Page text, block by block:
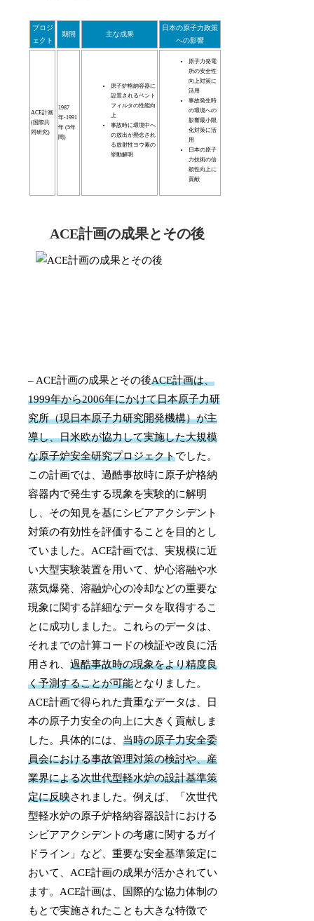
プロジ
ェクト
期間 主な成果
日本の原子力政策
への影響
ACE計画
(国際共
同研究)
1987
年-1991
年 (5年
間)
原子炉格納容器に
設置されるベント
フィルタの性能向
上
事故時に環境中へ
の放出が懸念され
る放射性ヨウ素の
挙動解明
原子力発電
所の安全性
向上対策に
活用
事故発生時
の環境への
影響最小限
化対策に活
用
日本の原子
力技術の信
頼性向上に
貢献
ACE計画の成果とその後
– ACE計画の成果とその後ACE計画は、
1999年から2006年にかけて日本原子力研
究所（現日本原子力研究開発機構）が主
導し、日米欧が協力して実施した大規模
な原子炉安全研究プロジェクトでした。
この計画では、過酷事故時に原子炉格納
容器内で発生する現象を実験的に解明
し、その知見を基にシビアアクシデント
対策の有効性を評価することを目的とし
ていました。ACE計画では、実規模に近
い大型実験装置を用いて、炉心溶融や水
蒸気爆発、溶融炉心の冷却などの重要な
現象に関する詳細なデータを取得するこ
とに成功しました。これらのデータは、
それまでの計算コードの検証や改良に活
用され、過酷事故時の現象をより精度良
く予測することが可能となりました。
ACE計画で得られた貴重なデータは、日
本の原子力安全の向上に大きく貢献しま
した。具体的には、当時の原子力安全委
員会における事故管理対策の検討や、産
業界による次世代型軽水炉の設計基準策
定に反映されました。例えば、「次世代
型軽水炉の原子炉格納容器設計における
シビアアクシデントの考慮に関するガイ
ドライン」など、重要な安全基準策定に
おいて、ACE計画の成果が活かされてい
ます。ACE計画は、国際的な協力体制の
もとで実施されたことも大きな特徴で